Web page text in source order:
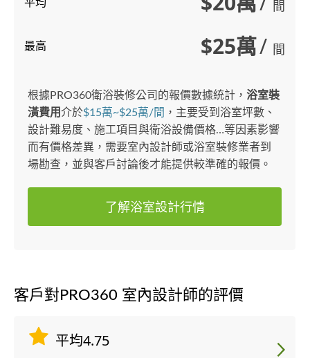
間
最高 $25萬/ 間
根據PRO360衛浴裝修公司的報價數據統計， 浴室裝
潢費用介於$15萬~$25萬/間 ，主要受到浴室坪數、
設計難易度、施工項目與衛浴設備價格…等因素影響
而有價格差異，需要室內設計師或浴室裝修業者到
場勘查，並與客戶討論後才能提供較準確的報價。
了解浴室設計行情
客戶對PRO360 室內設計師的評價
平均4.75